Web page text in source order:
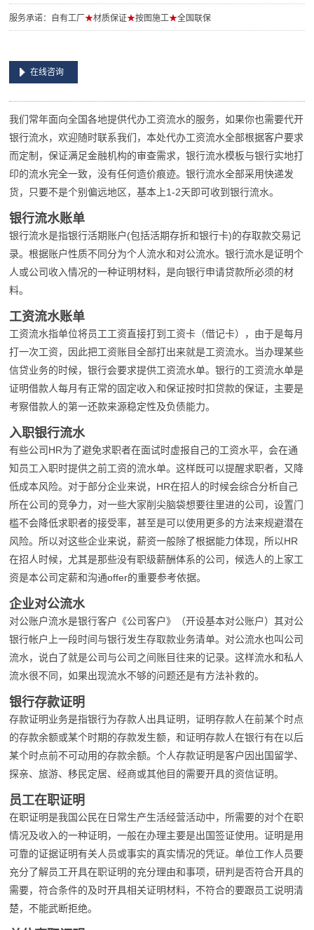
服务承诺：自有工厂★材质保证★按图施工★全国联保
在线咨询
我们常年面向全国各地提供代办工资流水的服务，如果你也需要代开
银行流水，欢迎随时联系我们，本处代办工资流水全部根据客户要求
而定制，保证满足金融机构的审查需求，银行流水模板与银行实地打
印的流水完全一致，没有任何造价痕迹。银行流水全部采用快递发
货，只要不是个别偏远地区，基本上1-2天即可收到银行流水。
银行流水账单
银行流水是指银行活期账户(包括活期存折和银行卡)的存取款交易记
录。根据账户性质不同分为个人流水和对公流水。银行流水是证明个
人或公司收入情况的一种证明材料，是向银行申请贷款所必须的材
料。
工资流水账单
工资流水指单位将员工工资直接打到工资卡（借记卡），由于是每月
打一次工资，因此把工资账目全部打出来就是工资流水。当办理某些
信贷业务的时候，银行会要求提供工资流水单。银行的工资流水单是
证明借款人每月有正常的固定收入和保证按时扣贷款的保证，主要是
考察借款人的第一还款来源稳定性及负债能力。
入职银行流水
有些公司HR为了避免求职者在面试时虚报自己的工资水平，会在通
知员工入职时提供之前工资的流水单。这样既可以提醒求职者，又降
低成本风险。对于部分企业来说，HR在招人的时候会综合分析自己
所在公司的竞争力，对一些大家削尖脑袋想要往里进的公司，设置门
槛不会降低求职者的接受率，甚至是可以使用更多的方法来规避潜在
风险。所以对这些企业来说，薪资一般除了根据能力体现，所以HR
在招人时候，尤其是那些没有职级薪酬体系的公司，候选人的上家工
资是本公司定薪和沟通offer的重要参考依据。
企业对公流水
对公账户流水是银行客户《公司客户》（开设基本对公账户）其对公
银行帐户上一段时间与银行发生存取款业务清单。对公流水也叫公司
流水，说白了就是公司与公司之间账目往来的记录。这样流水和私人
流水很不同，如果出现流水不够的问题还是有方法补救的。
银行存款证明
存款证明业务是指银行为存款人出具证明，证明存款人在前某个时点
的存款余额或某个时期的存款发生额，和证明存款人在银行有在以后
某个时点前不可动用的存款余额。个人存款证明是客户因出国留学、
探亲、旅游、移民定居、经商或其他目的需要开具的资信证明。
员工在职证明
在职证明是我国公民在日常生产生活经营活动中，所需要的对个在职
情况及收入的一种证明，一般在办理主要是出国签证使用。证明是用
可靠的证据证明有关人员或事实的真实情况的凭证。单位工作人员要
充分了解员工开具在职证明的充分理由和事项，研判是否符合开具的
需要，符合条件的及时开具相关证明材料，不符合的要跟员工说明清
楚，不能武断拒绝。